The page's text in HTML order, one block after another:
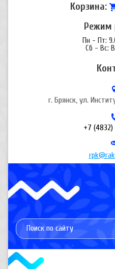
Корзина:
Режим
Пн - Пт:
Сб - Вс:
г. Брянск, ул.
+7